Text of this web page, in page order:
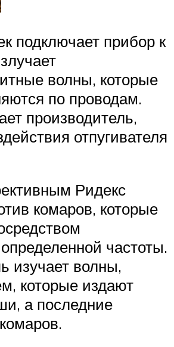
подключает прибор к
волны, которые
по проводам.
производитель,
отпугивателя
Ридекс
комаров, которые
частоты.
изучает волны,
которые издают
а последние